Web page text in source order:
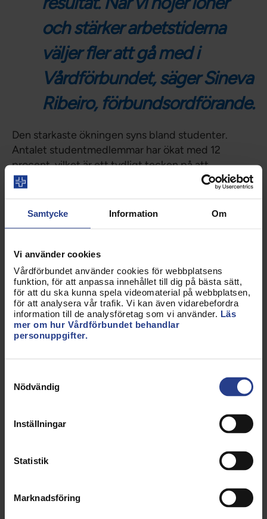
Samtycke Information Om
Vi använder cookies
Vårdförbundet använder cookies för webbplatsens
funktion, för att anpassa innehållet till dig på bästa sätt,
för att du ska kunna spela videomaterial på webbplatsen,
för att analysera vår trafik. Vi kan även vidarebefordra
information till de analysföretag som vi använder. Läs
mer om hur Vårdförbundet behandlar
personuppgifter.
Nödvändig
Inställningar
Statistik
Marknadsföring
och stärker arbetstiderna
väljer fler att gå med i
Vårdförbundet, säger Sineva
Ribeiro, förbundsordförande.
Den starkaste ökningen syns bland studenter.
Antalet studentmedlemmar har ökat med 12
procent, vilket är ett tydligt tecken på att
morgondagens professioner tidigt väljer facklig
– Det är glädjande att se hur fler studenter hittar
och inspirera skapar vi förutsättningar för
utveckling i arbetslivet, både för individen och
tillsammans med andra, säger Sineva Ribeiro.
Även bland yrkesverksamma märks ett tydligt
uppsving. Under december ökade antalet nya
inträden med 42 procent jämfört med samma
Ökat facklig engagemang
om i landet. Antalet förtroendevalda har ökat med
5 procent jämfört med föregående år. Det stärker
och gör det möjligt att driva frågor där de gör
– När vi växer, både i antal och engagemang,